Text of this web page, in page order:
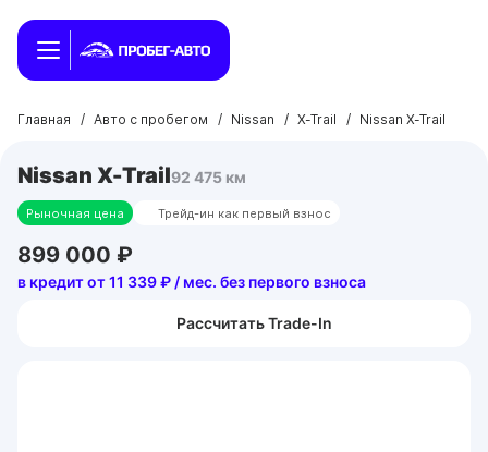
Главная / Авто с пробегом / Nissan / X-Trail / Nissan X-Trail
Nissan X-Trail92 475 км
Рыночная цена Трейд-ин как первый взнос
899 000 ₽
в кредит от 11 339 ₽ / мес. без первого взноса
Рассчитать Trade-In